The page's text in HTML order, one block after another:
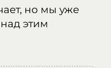
но мы уже
этим